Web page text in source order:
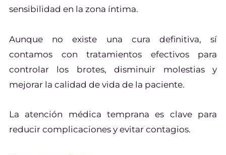
sensibilidad en la zona íntima.
Aunque no existe una cura definitiva, sí
contamos con tratamientos efectivos para
controlar los brotes, disminuir molestias y
mejorar la calidad de vida de la paciente.
La atención médica temprana es clave para
reducir complicaciones y evitar contagios.